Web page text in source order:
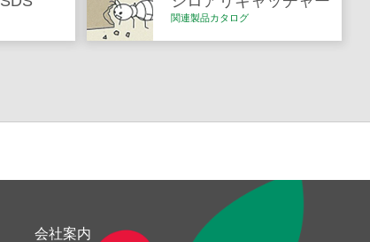
関連製品カタログ
会社案内